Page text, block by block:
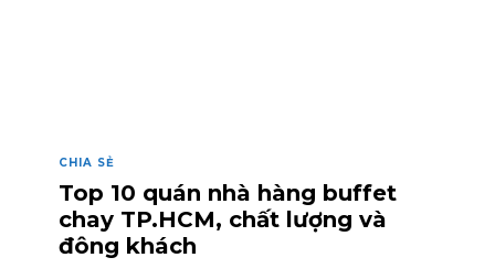
CHIA SẺ
Top 10 quán nhà hàng buffet
chay TP.HCM, chất lượng và
đông khách